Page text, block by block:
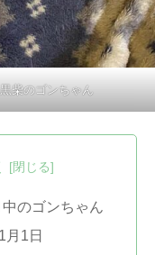
柴のゴンちゃん
のゴンちゃん
月1日